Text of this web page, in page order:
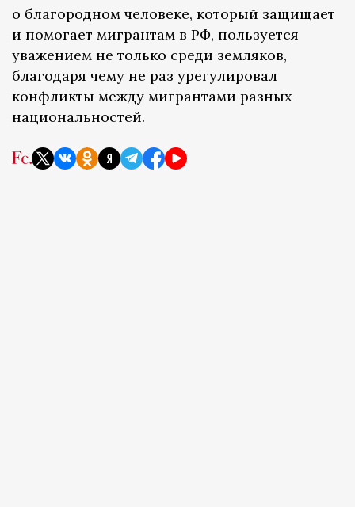
о благородном человеке, который защищает
и помогает мигрантам в РФ, пользуется
уважением не только среди земляков,
благодаря чему не раз урегулировал
конфликты между мигрантами разных
национальностей.